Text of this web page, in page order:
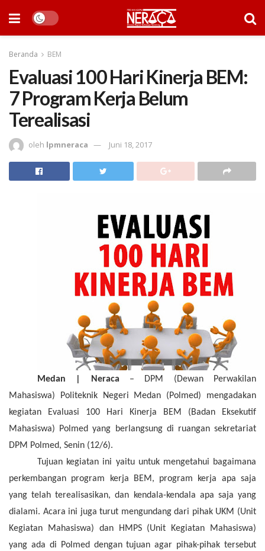
Beranda BEM
Evaluasi 100 Hari Kinerja BEM:
7 Program Kerja Belum
Terealisasi
oleh lpmneraca Juni 18, 2017
Medan | Neraca – DPM (Dewan Perwakilan
Mahasiswa)
Politeknik Negeri Medan (Polmed) mengadakan
kegiatan Evaluasi 100 Hari Kinerja BEM (Badan Eksekutif
Mahasiswa) Polmedyang berlangsung di ruangansekretariat
DPM Polmed, Senin (12/6).
Tujuan kegiatan ini yaitu untuk mengetahui bagaimana
perkembangan program kerja BEM, program kerja apa saja
yang telah terealisasikan, dan kendala-kendala apa saja yang
dialami. Acara ini juga turut mengundang dari pihak UKM (Unit
Kegiatan Mahasiswa) dan HMPS (Unit Kegiatan Mahasiswa)
yang ada di Polmed dengan tujuan agar pihak-pihak tersebut